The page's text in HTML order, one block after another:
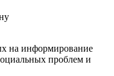
на информирование
проблем и